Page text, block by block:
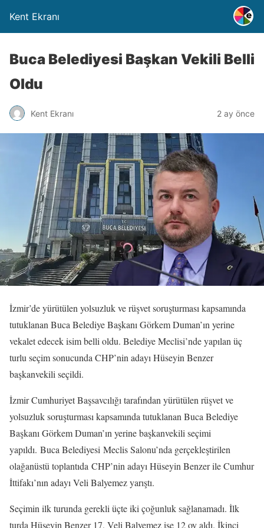
Kent Ekranı
Buca Belediyesi Başkan Vekili Belli
Oldu
Kent Ekranı 2 ay önce
İzmir’de yürütülen yolsuzluk ve rüşvet soruşturması kapsamında
tutuklanan Buca Belediye Başkanı Görkem Duman’ın yerine
vekalet edecek isim belli oldu. Belediye Meclisi’nde yapılan üç
turlu seçim sonucunda CHP’nin adayı Hüseyin Benzer
başkanvekili seçildi.
İzmir Cumhuriyet Başsavcılığı tarafından yürütülen rüşvet ve
yolsuzluk soruşturması kapsamında tutuklanan Buca Belediye
Başkanı Görkem Duman’ın yerine başkanvekili seçimi
yapıldı. Buca Belediyesi Meclis Salonu’nda gerçekleştirilen
olağanüstü toplantıda CHP’nin adayı Hüseyin Benzer ile Cumhur
İttifakı’nın adayı Veli Balyemez yarıştı.
Seçimin ilk turunda gerekli üçte iki çoğunluk sağlanamadı. İlk
turda Hüseyin Benzer 17, Veli Balyemez ise 12 oy aldı. İkinci